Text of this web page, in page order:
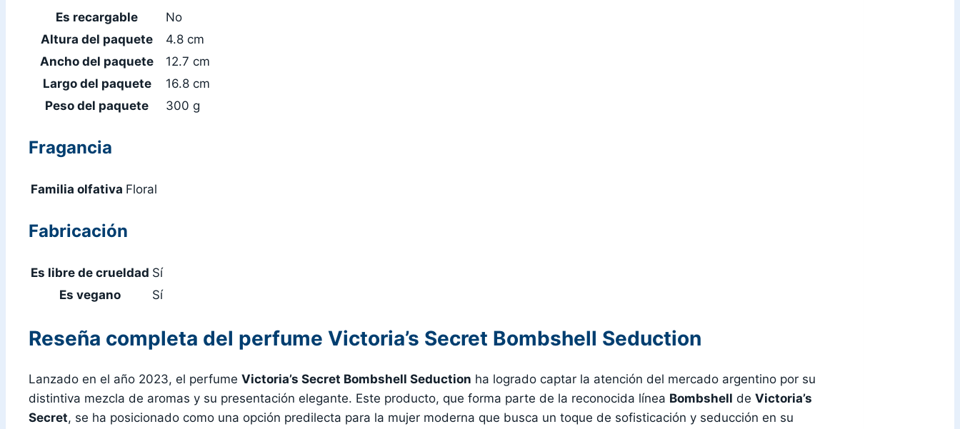
Es recargable
No
Altura del paquete
4.8 cm
Ancho del paquete
12.7 cm
Largo del paquete
16.8 cm
Peso del paquete
300 g
Fragancia
Familia olfativa Floral
Fabricación
Es libre de crueldad Sí
Es vegano
Sí
Reseña completa del perfume Victoria’s Secret Bombshell Seduction
Lanzado en el año 2023, el perfume Victoria’s Secret Bombshell Seduction ha logrado captar la atención del mercado argentino por su
distintiva mezcla de aromas y su presentación elegante. Este producto, que forma parte de la reconocida línea Bombshell de Victoria’s
Secret, se ha posicionado como una opción predilecta para la mujer moderna que busca un toque de sofisticación y seducción en su